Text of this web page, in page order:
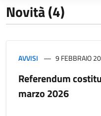
Novità (4)
AVVISI 9 FEBBRAIO
Referendum
marzo 2026